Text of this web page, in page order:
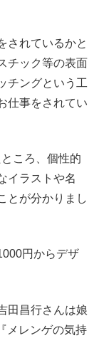
されているかと
チック等の表面
チングという工
仕事をされてい
ころ、個性的
イラストや名
とが分かりまし
円からデザ
田昌行さんは娘
メレンゲの気持